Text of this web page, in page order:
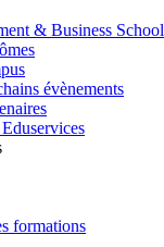
& Business School
évènements
formations